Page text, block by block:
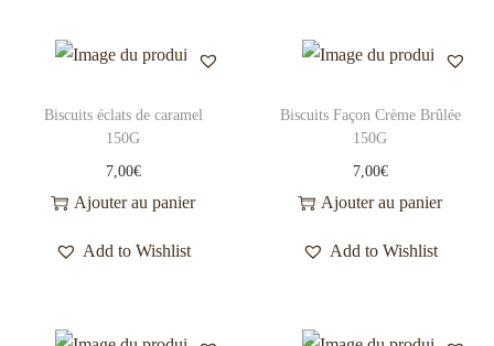
Biscuits éclats de caramel
150G
7,00€
Ajouter au panier
Add to Wishlist
Biscuits Façon Crème Brûlée
150G
7,00€
Ajouter au panier
Add to Wishlist